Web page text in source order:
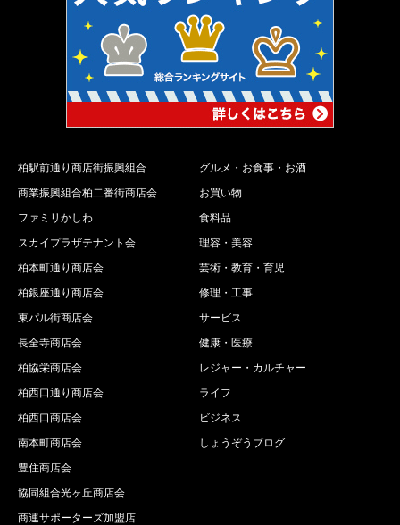
柏駅前通り商店街振興組合
商業振興組合柏二番街商店会
ファミリかしわ
スカイプラザテナント会
柏本町通り商店会
柏銀座通り商店会
東パル街商店会
長全寺商店会
柏協栄商店会
柏西口通り商店会
柏西口商店会
南本町商店会
豊住商店会
協同組合光ヶ丘商店会
商連サポーターズ加盟店
グルメ・お食事・お酒
お買い物
食料品
理容・美容
芸術・教育・育児
修理・工事
サービス
健康・医療
レジャー・カルチャー
ライフ
ビジネス
しょうぞうブログ